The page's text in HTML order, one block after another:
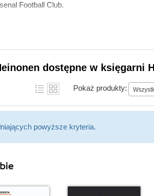
Football Club.
dostępne w księgarni
Pokaż produkty:
powyższe kryteria.